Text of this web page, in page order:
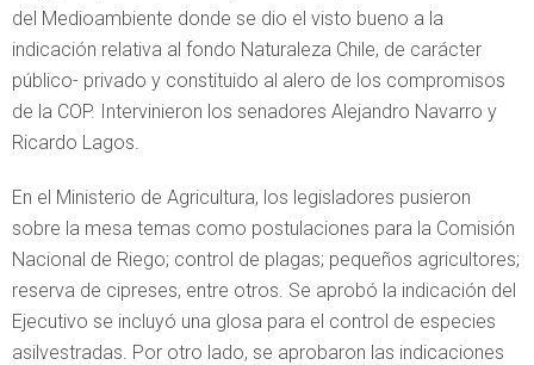
del Medioambiente donde se dio el visto bueno a la
indicación relativa al fondo Naturaleza Chile, de carácter
público- privado y constituido al alero de los compromisos
de la COP. Intervinieron los senadores Alejandro Navarro y
Ricardo Lagos.
En el Ministerio de Agricultura, los legisladores pusieron
sobre la mesa temas como postulaciones para la Comisión
Nacional de Riego; control de plagas; pequeños agricultores;
reserva de cipreses, entre otros. Se aprobó la indicación del
Ejecutivo se incluyó una glosa para el control de especies
asilvestradas. Por otro lado, se aprobaron las indicaciones